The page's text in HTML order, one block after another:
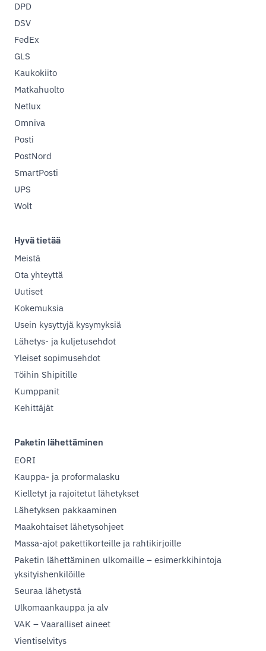
DPD
DSV
FedEx
GLS
Kaukokiito
Matkahuolto
Netlux
Omniva
Posti
PostNord
SmartPosti
UPS
Wolt
Hyvä tietää
Meistä
Ota yhteyttä
Uutiset
Kokemuksia
Usein kysyttyjä kysymyksiä
Lähetys- ja kuljetusehdot
Yleiset sopimusehdot
Töihin Shipitille
Kumppanit
Kehittäjät
Paketin lähettäminen
EORI
Kauppa- ja proformalasku
Kielletyt ja rajoitetut lähetykset
Lähetyksen pakkaaminen
Maakohtaiset lähetysohjeet
Massa-ajot pakettikorteille ja rahtikirjoille
Paketin lähettäminen ulkomaille – esimerkkihintoja
yksityishenkilöille
Seuraa lähetystä
Ulkomaankauppa ja alv
VAK – Vaaralliset aineet
Vientiselvitys